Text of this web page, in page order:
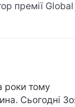
премії Global
роки тому
Сьогодні